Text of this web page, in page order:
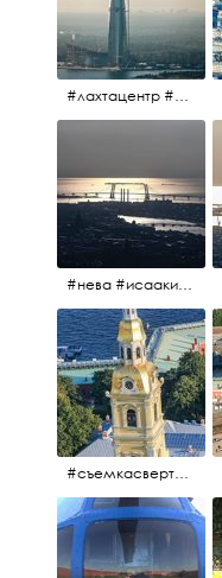
#лахтацентр #лахта #башнягазпром #газпром #башня #небоскрёбпитера #небоскрёб #финскийзалив #санктпетербург
#нева #исаакий #исаакиевскийсобор #нева #васильевскийостров #адмиралтейскийрайон #финскийзалив #дворцовыймост #небонадпитером #осень2017
#съемкасвертолета #вертолёт #съёмкасвертолёта #петропавловскаякрепость #заячийостров #санктпетербург